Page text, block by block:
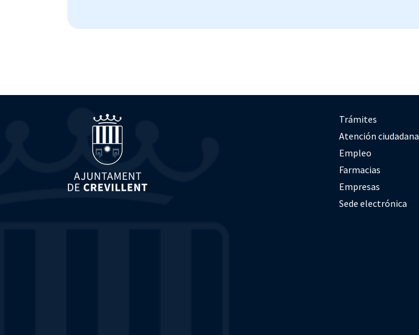
Trámites
Atención ciudadana
Empleo
Farmacias
Empresas
Sede electrónica